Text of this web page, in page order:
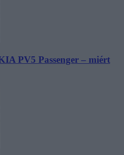
PV5 Passenger – miért